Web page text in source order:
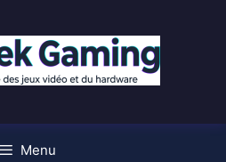
Menu